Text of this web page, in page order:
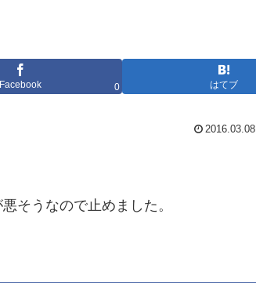
Facebook 0 はてブ
2016.03.08
そうなので止めました。